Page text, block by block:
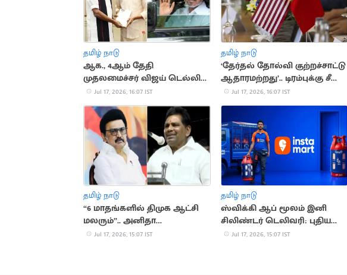
தமிழ் நாடு
ஆக., 4ஆம் தேதி
முதலமைச்சர் விஜய் டெல்லி
பயணம் செய்வதாக தகவல்
Jul 17, 2026, 16:07 IST
தமிழ் நாடு
‘தேர்தல் தோல்வி குற்றச்சாட்டு
ஆதாரமற்றது’.. டிரம்புக்கு சீனா
பதிலடி
Jul 17, 2026, 16:07 IST
தமிழ் நாடு
“6 மாதங்களில் திமுக ஆட்சி
மலரும்”.. அனிதா
ராதாகிருஷ்ணன்
Jul 17, 2026, 15:07 IST
தமிழ் நாடு
ஸ்விக்கி ஆப் மூலம் இனி
சிலிண்டர் டெலிவரி: புதிய
சேவை தொடக்கம்
Jul 17, 2026, 15:07 IST